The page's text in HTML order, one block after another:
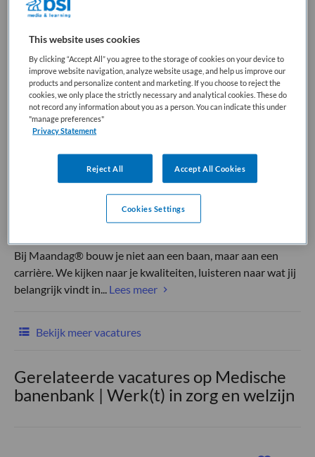
Niet nader bepaald
Vacature niet beschikbaar
Deze vacature Begeleider NAH bij Maandag is niet meer
actueel. Hieronder staan enkele vergelijkbare vacatures die
voor u wellicht interessant zijn.
Bij Maandag® bouw je niet aan een baan, maar aan een
carrière. We kijken naar je kwaliteiten, luisteren naar wat jij
belangrijk vindt in... Lees meer
Bekijk meer vacatures
Gerelateerde vacatures op Medische
banenbank | Werk(t) in zorg en welzijn
This website uses cookies
By clicking “Accept All” you agree to the storage of cookies on your device to
improve website navigation, analyze website usage, and help us improve our
products and personalize content and marketing. If you choose to reject the
cookies, we only place the strictly necessary and analytical cookies. These do
not record any information about you as a person. You can indicate this under
"manage preferences"
Privacy Statement
Reject All Accept All Cookies
Cookies Settings